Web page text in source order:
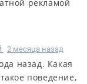
рекламой
2 месяца назад
назад. Какая
поведение,